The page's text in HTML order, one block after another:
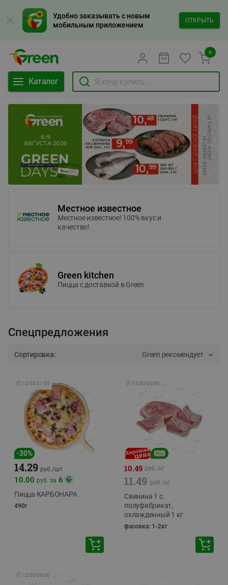
Удобно заказывать с новым
мобильным приложением
ОТКРЫТЬ
Каталог
0
Местное известное
Местное известное! 100% вкус и
качество!
Green kitchen
Пицца c доставкой в Green
Спецпредложения
Сортировка: Green рекомендует
🕘 12:00-21:00
-30%
14.29 руб./шт
10.00 руб. за 6
Пицца КАРБОНАРА
490г
🕘 12:00-20:00
10.49 руб./кг
11.49 руб./кг
Свинина 1 с.
полуфабрикат,
охлажденный 1 кг
фасовка: 1-2кг
🕘 12:00-20:00